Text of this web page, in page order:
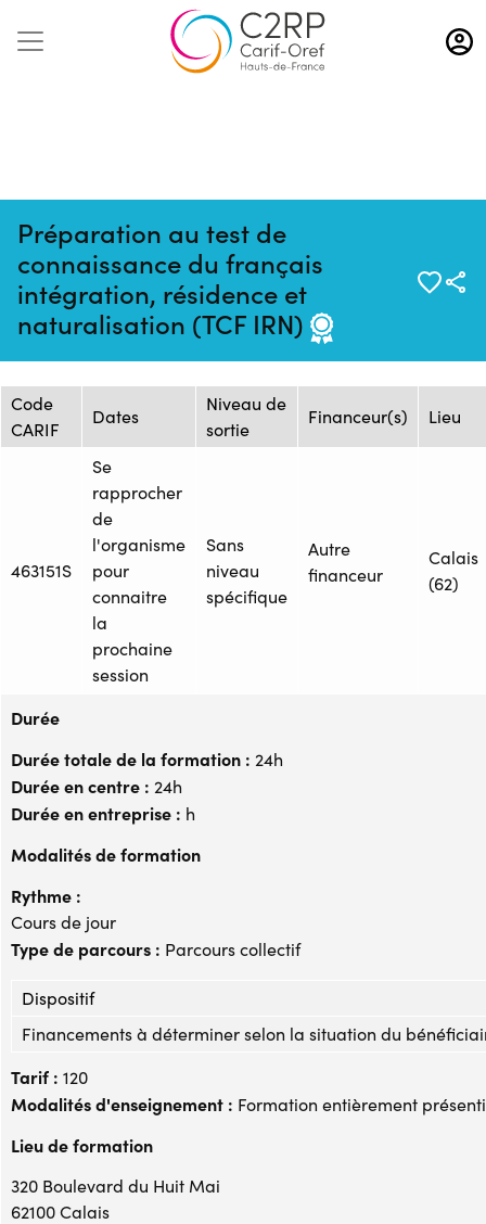
Aller
au
contenu
Préparation au test de
connaissance du français
intégration, résidence et
naturalisation (TCF IRN)
Mise à jour :
25/11/2025
Formation :
1457755
Source : GRETA GRAND
LITTORAL
Session de formation
Code
CARIF
Dates
Niveau de
sortie
Financeur(s) Lieu
463151S
Se
rapprocher
de
l'organisme
pour
connaitre
la
prochaine
session
Sans
niveau
spécifique
Autre
financeur
Calais
(62)
Durée
Durée totale de la formation : 24h
Durée en centre : 24h
Durée en entreprise : h
Modalités de formation
Rythme :
Cours de jour
Type de parcours : Parcours collectif
Dispositif
Financements à déterminer selon la situation du
Tarif : 120
Modalités d'enseignement : Formation entièrement
Lieu de formation
320 Boulevard du Huit Mai
62100 Calais